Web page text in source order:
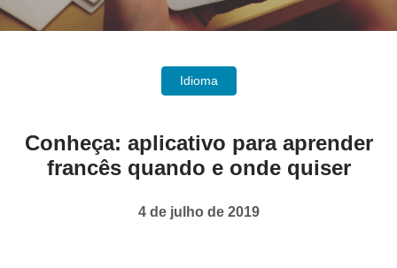
Idioma
Conheça: aplicativo para aprender
francês quando e onde quiser
4 de julho de 2019